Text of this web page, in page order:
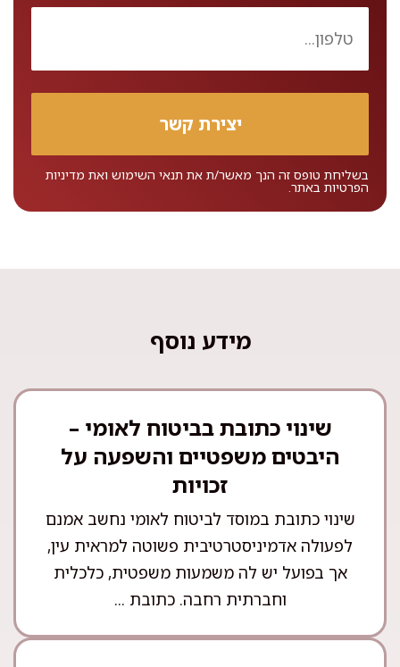
בשליחת טופס זה הנך מאשר/ת את תנאי השימוש ואת מדיניות
הפרטיות באתר.
מידע נוסף
שינוי כתובת בביטוח לאומי –
היבטים משפטיים והשפעה על
זכויות
שינוי כתובת במוסד לביטוח לאומי נחשב אמנם
לפעולה אדמיניסטרטיבית פשוטה למראית עין,
אך בפועל יש לה משמעות משפטית, כלכלית
וחברתית רחבה. כתובת ...